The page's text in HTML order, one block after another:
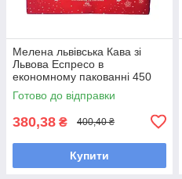
Мелена львівська Кава зі
Львова Еспресо в
економному пакованні 450
грамів
Готово до відправки
380,38 ₴ 400,40 ₴
Купити